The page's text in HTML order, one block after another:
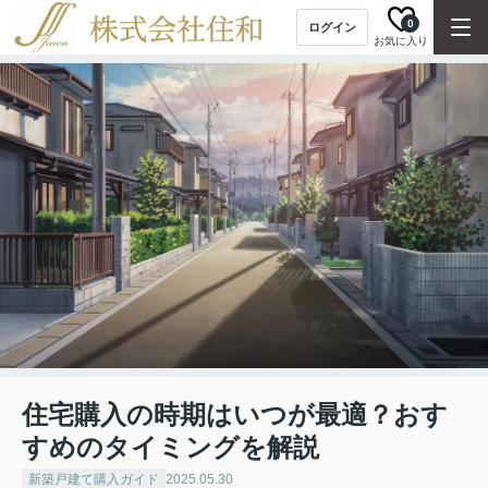
ログイン
お気に入り
0
住宅購入の時期はいつが最適？おす
すめのタイミングを解説
新築戸建て購入ガイド 2025.05.30